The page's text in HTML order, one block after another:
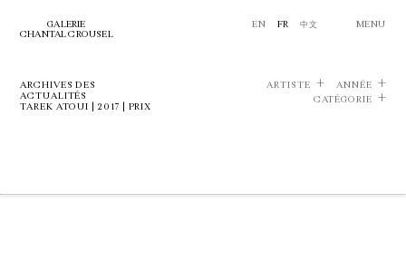
GALERIE
CHANTAL CROUSEL
EN FR 中文 MENU
ARCHIVES DES
ACTUALITÉS
TAREK ATOUI | 2017 | PRIX
ARTISTE
ANNÉE
CATÉGORIE